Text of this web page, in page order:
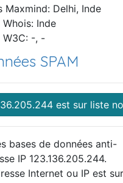
Maxmind: Delhi, Inde
Inde
W3C: -, -
SPAM
est sur liste
bases de données anti-
IP 123.136.205.244.
Internet ou IP est